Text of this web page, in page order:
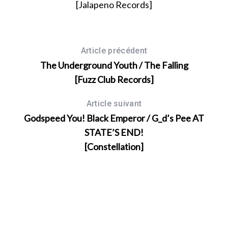
[Jalapeno Records]
Article précédent
The Underground Youth / The Falling
[Fuzz Club Records]
Article suivant
Godspeed You! Black Emperor / G_d’s Pee AT
STATE’S END!
[Constellation]